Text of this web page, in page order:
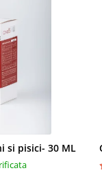
si pisici- 30 ML